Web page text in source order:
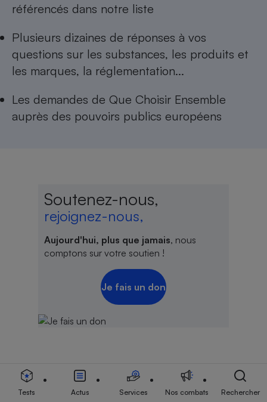
référencés dans notre liste
Plusieurs dizaines de réponses à vos
questions sur les substances, les produits et
les marques, la réglementation...
Les demandes de Que Choisir Ensemble
auprès des pouvoirs publics européens
Soutenez-nous,
rejoignez-nous,
Aujourd'hui, plus que jamais, nous
comptons sur votre soutien !
Je fais un don
Lire aussi
Tests Actus Services Nos combats Rechercher